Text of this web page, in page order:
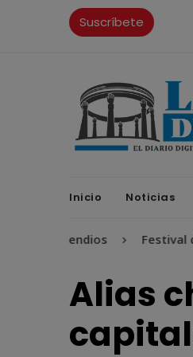
Suscríbete
Inicio Noticias
Festival de Bandas
Alias